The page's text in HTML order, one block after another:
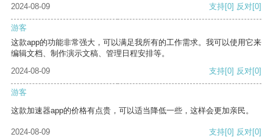
2024-08-09
支持[0] 反对[0]
游客
这款app的功能非常强大，可以满足我所有的工作需求。我可以使用它来
编辑文档、制作演示文稿、管理日程安排等。
2024-08-09
支持[0] 反对[0]
游客
这款加速器app的价格有点贵，可以适当降低一些，这样会更加亲民。
2024-08-09 支持[0] 反对[0]